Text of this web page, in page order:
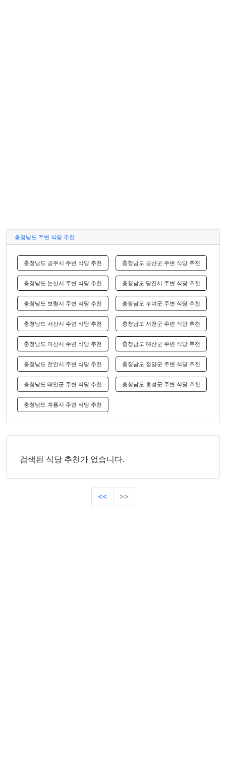
충청남도 주변 식당 추천
충청남도 공주시 주변 식당 추천 충청남도 금산군 주변 식당 추천
충청남도 논산시 주변 식당 추천 충청남도 당진시 주변 식당 추천
충청남도 보령시 주변 식당 추천 충청남도 부여군 주변 식당 추천
충청남도 서산시 주변 식당 추천 충청남도 서천군 주변 식당 추천
충청남도 아산시 주변 식당 추천 충청남도 예산군 주변 식당 추천
충청남도 천안시 주변 식당 추천 충청남도 청양군 주변 식당 추천
충청남도 태안군 주변 식당 추천 충청남도 홍성군 주변 식당 추천
충청남도 계룡시 주변 식당 추천
검색된 식당 추천가 없습니다.
<< >>